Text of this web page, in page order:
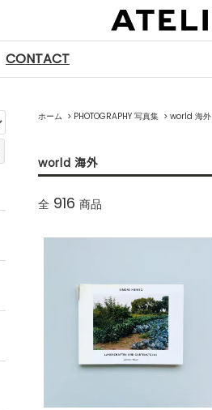
CONTACT
ホーム > PHOTOGRAPHY 写真集 > world 海外
world 海外
全 916 商品